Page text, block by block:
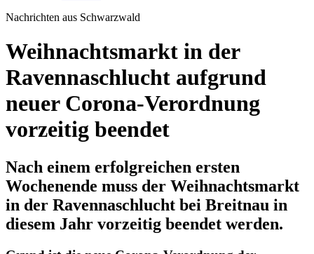
Nachrichten aus Schwarzwald
Weihnachtsmarkt in der
Ravennaschlucht aufgrund
neuer Corona-Verordnung
vorzeitig beendet
Nach einem erfolgreichen ersten
Wochenende muss der Weihnachtsmarkt
in der Ravennaschlucht bei Breitnau in
diesem Jahr vorzeitig beendet werden.